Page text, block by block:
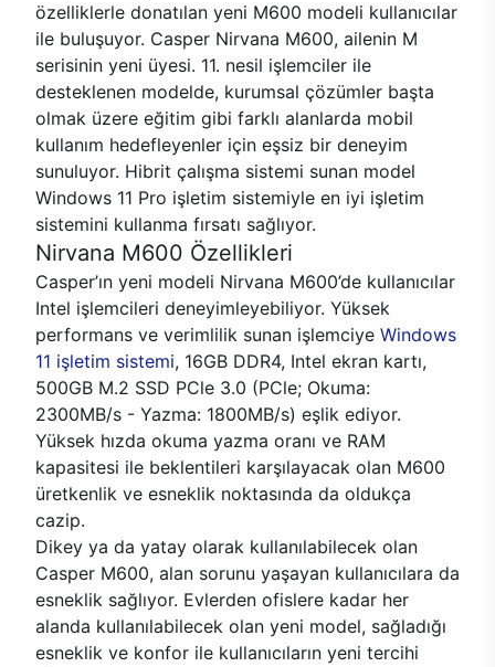
özelliklerle donatılan yeni M600 modeli kullanıcılar
ile buluşuyor. Casper Nirvana M600, ailenin M
serisinin yeni üyesi. 11. nesil işlemciler ile
desteklenen modelde, kurumsal çözümler başta
olmak üzere eğitim gibi farklı alanlarda mobil
kullanım hedefleyenler için eşsiz bir deneyim
sunuluyor. Hibrit çalışma sistemi sunan model
Windows 11 Pro işletim sistemiyle en iyi işletim
sistemini kullanma fırsatı sağlıyor.
Nirvana M600 Özellikleri
Casper’ın yeni modeli Nirvana M600’de kullanıcılar
Intel işlemcileri deneyimleyebiliyor. Yüksek
performans ve verimlilik sunan işlemciye Windows
11 işletim sistemi, 16GB DDR4, Intel ekran kartı,
500GB M.2 SSD PCle 3.0 (PCle; Okuma:
2300MB/s - Yazma: 1800MB/s) eşlik ediyor.
Yüksek hızda okuma yazma oranı ve RAM
kapasitesi ile beklentileri karşılayacak olan M600
üretkenlik ve esneklik noktasında da oldukça
cazip.
Dikey ya da yatay olarak kullanılabilecek olan
Casper M600, alan sorunu yaşayan kullanıcılara da
esneklik sağlıyor. Evlerden ofislere kadar her
alanda kullanılabilecek olan yeni model, sağladığı
esneklik ve konfor ile kullanıcıların yeni tercihi